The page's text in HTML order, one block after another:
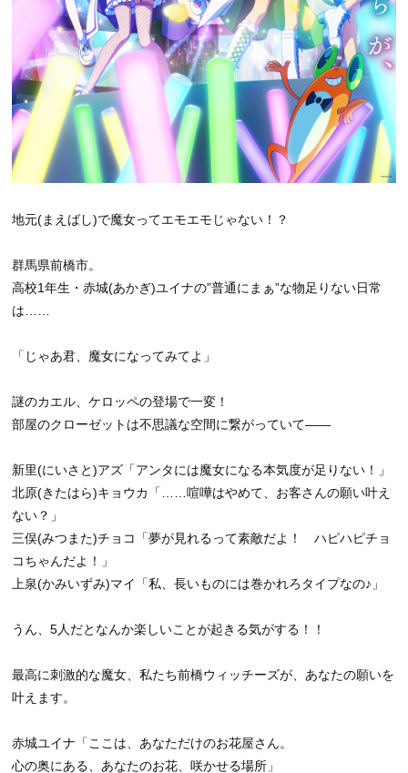
地元(まえばし)で魔女ってエモエモじゃない！？
群馬県前橋市。
高校1年生・赤城(あかぎ)ユイナの”普通にまぁ”な物足りない日常
は……
「じゃあ君、魔女になってみてよ」
謎のカエル、ケロッペの登場で一変！
部屋のクローゼットは不思議な空間に繋がっていて――
新里(にいさと)アズ「アンタには魔女になる本気度が足りない！」
北原(きたはら)キョウカ「……喧嘩はやめて、お客さんの願い叶え
ない？」
三俣(みつまた)チョコ「夢が見れるって素敵だよ！ ハピハピチョ
コちゃんだよ！」
上泉(かみいずみ)マイ「私、長いものには巻かれろタイプなの♪」
うん、5人だとなんか楽しいことが起きる気がする！！
最高に刺激的な魔女、私たち前橋ウィッチーズが、あなたの願いを
叶えます。
赤城ユイナ「ここは、あなただけのお花屋さん。
心の奥にある、あなたのお花、咲かせる場所」